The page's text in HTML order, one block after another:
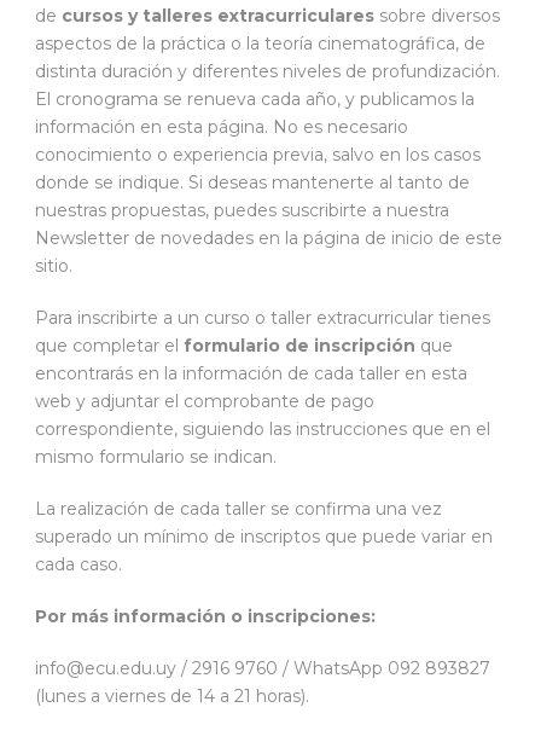
de cursos y talleres extracurriculares sobre diversos
aspectos de la práctica o la teoría cinematográfica, de
distinta duración y diferentes niveles de profundización.
El cronograma se renueva cada año, y publicamos la
información en esta página. No es necesario
conocimiento o experiencia previa, salvo en los casos
donde se indique. Si deseas mantenerte al tanto de
nuestras propuestas, puedes suscribirte a nuestra
Newsletter de novedades en la página de inicio de este
sitio.
Para inscribirte a un curso o taller extracurricular tienes
que completar el formulario de inscripción que
encontrarás en la información de cada taller en esta
web y adjuntar el comprobante de pago
correspondiente, siguiendo las instrucciones que en el
mismo formulario se indican.
La realización de cada taller se confirma una vez
superado un mínimo de inscriptos que puede variar en
cada caso.
Por más información o inscripciones:
info@ecu.edu.uy / 2916 9760 / WhatsApp 092 893827
(lunes a viernes de 14 a 21 horas).